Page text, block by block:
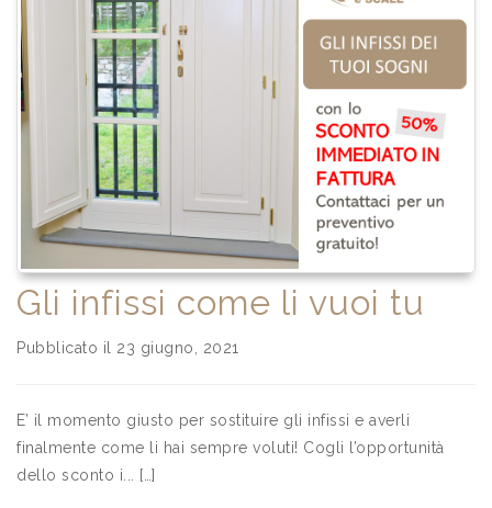
Gli infissi come li vuoi tu
Pubblicato il 23 giugno, 2021
E’ il momento giusto per sostituire gli infissi e averli
finalmente come li hai sempre voluti! Cogli l’opportunità
dello sconto i... […]